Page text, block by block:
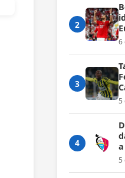
2
6
3
5
4
5